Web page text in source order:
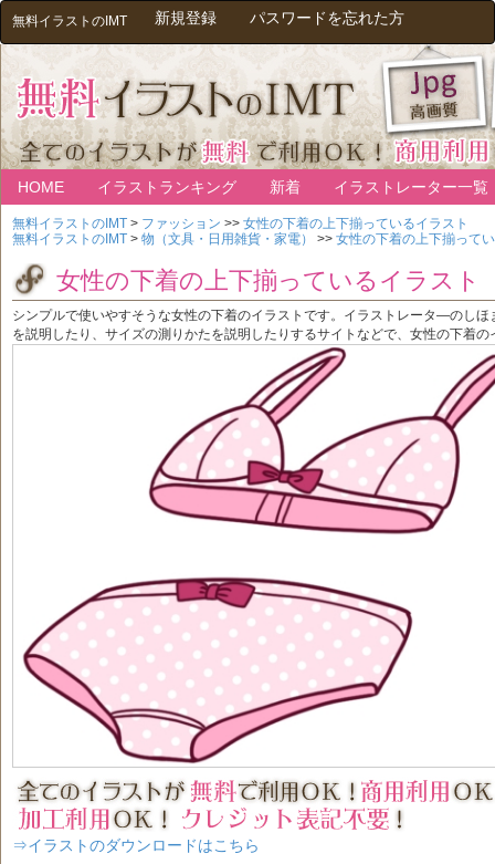
無料イラストのIMT 新規登録 パスワードを忘れた方
HOME イラストランキング 新着 イラストレーター一覧
無料イラストのIMT > ファッション >> 女性の下着の上下揃っているイラスト
無料イラストのIMT > 物（文具・日用雑貨・家電） >> 女性の下着の上下揃って
女性の下着の上下揃っているイラスト
シンプルで使いやすそうな女性の下着のイラストです。イラストレータ―のし
を説明したり、サイズの測りかたを説明したりするサイトなどで、女性の下着
⇒イラストのダウンロードはこちら